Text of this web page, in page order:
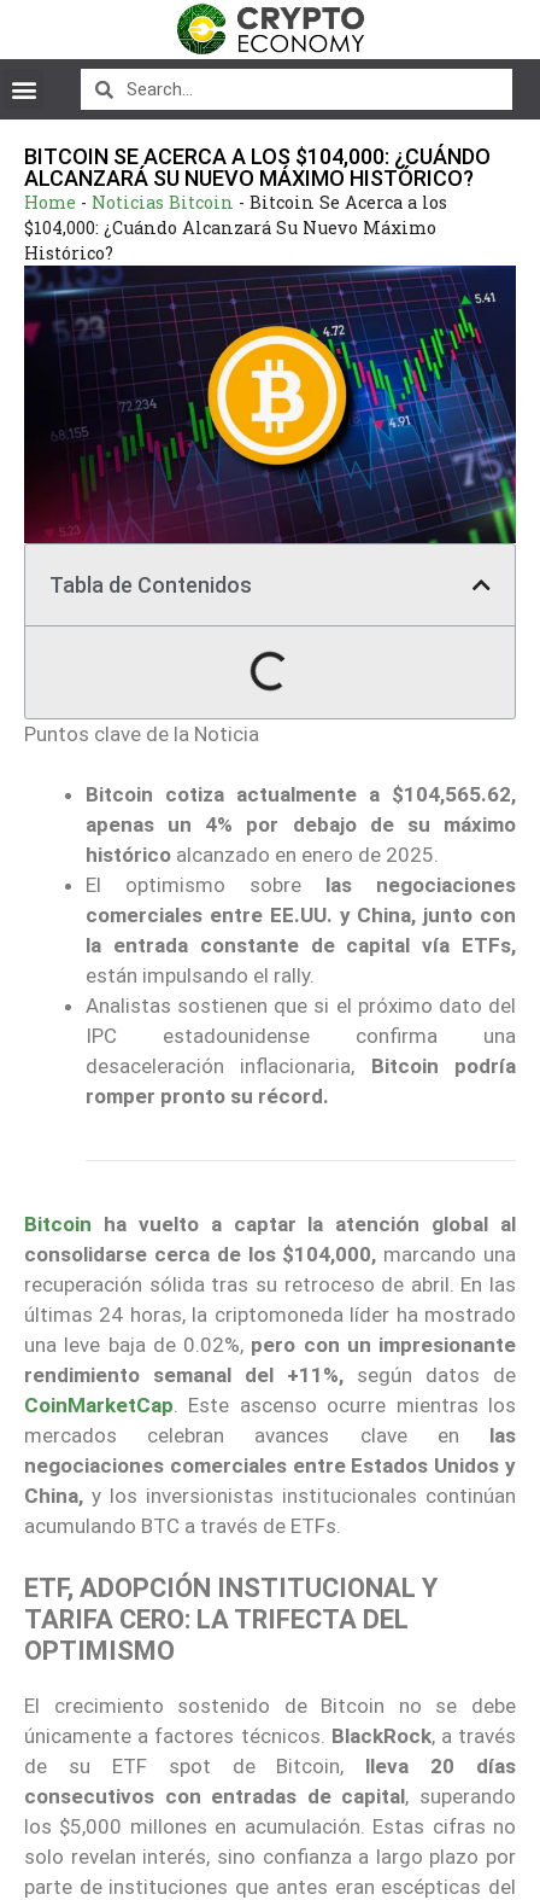
BITCOIN SE ACERCA A LOS $104,000: ¿CUÁNDO
ALCANZARÁ SU NUEVO MÁXIMO HISTÓRICO?
Home - Noticias Bitcoin - Bitcoin Se Acerca a los
$104,000: ¿Cuándo Alcanzará Su Nuevo Máximo
Histórico?
Tabla de Contenidos
Puntos clave de la Noticia
Bitcoin cotiza actualmente a $104,565.62,
apenas un 4% por debajo de su máximo
histórico alcanzado en enero de 2025.
El optimismo sobre las negociaciones
comerciales entre EE.UU. y China, junto con
la entrada constante de capital vía ETFs,
están impulsando el rally.
Analistas sostienen que si el próximo dato del
IPC estadounidense confirma una
desaceleración inflacionaria, Bitcoin podría
romper pronto su récord.
Bitcoin ha vuelto a captar la atención global al
consolidarse cerca de los $104,000, marcando una
recuperación sólida tras su retroceso de abril. En las
últimas 24 horas, la criptomoneda líder ha mostrado
una leve baja de 0.02%, pero con un impresionante
rendimiento semanal del +11%, según datos de
CoinMarketCap. Este ascenso ocurre mientras los
mercados celebran avances clave en las
negociaciones comerciales entre Estados Unidos y
China, y los inversionistas institucionales continúan
acumulando BTC a través de ETFs.
ETF, ADOPCIÓN INSTITUCIONAL Y
TARIFA CERO: LA TRIFECTA DEL
OPTIMISMO
El crecimiento sostenido de Bitcoin no se debe
únicamente a factores técnicos. BlackRock, a través
de su ETF spot de Bitcoin, lleva 20 días
consecutivos con entradas de capital, superando
los $5,000 millones en acumulación. Estas cifras no
solo revelan interés, sino confianza a largo plazo por
parte de instituciones que antes eran escépticas del